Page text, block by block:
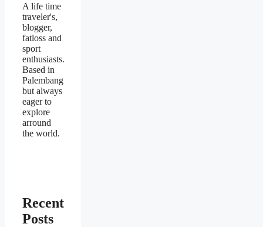
A life time
traveler's,
blogger,
fatloss and
sport
enthusiasts.
Based in
Palembang
but always
eager to
explore
arround
the world.
Recent
Posts